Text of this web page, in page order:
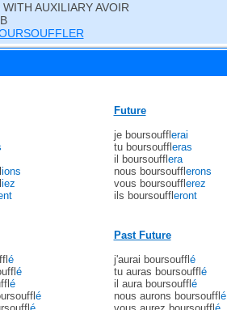
AUXILIARY AVOIR
ions
iez
Future
je boursouffl erai
tu boursouffl eras
il boursouffl era
nous boursouffl erons
vous boursouffl erez
ils boursouffl eront
é
é
é
é
Past Future
j'aurai boursouffl é
tu auras boursouffl é
il aura boursouffl é
nous aurons boursouffl é